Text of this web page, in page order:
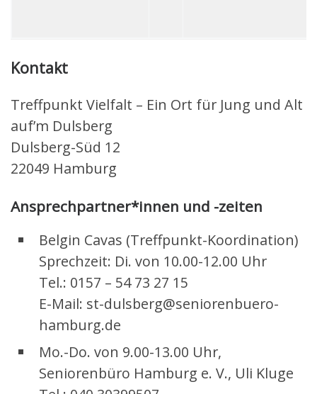
Kontakt
Treffpunkt Vielfalt – Ein Ort für Jung und Alt
auf’m Dulsberg
Dulsberg-Süd 12
22049 Hamburg
Ansprechpartner*innen und -zeiten
Belgin Cavas (Treffpunkt-Koordination)
Sprechzeit: Di. von 10.00-12.00 Uhr
Tel.: 0157 – 54 73 27 15
E-Mail: st-dulsberg@seniorenbuero-
hamburg.de
Mo.-Do. von 9.00-13.00 Uhr,
Seniorenbüro Hamburg e. V., Uli Kluge